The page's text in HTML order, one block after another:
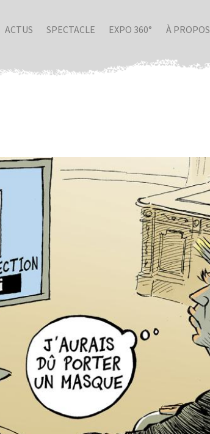
ACTUS SPECTACLE EXPO 360° À PROPOS